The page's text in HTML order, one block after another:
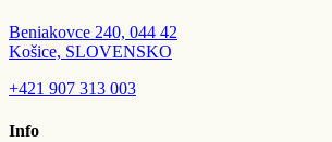
Beniakovce 240, 044 42
Košice, SLOVENSKO
+421 907 313 003
Info